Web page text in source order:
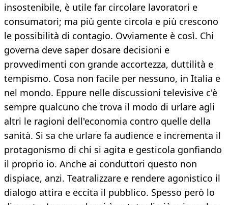
insostenibile, è utile far circolare lavoratori e
consumatori; ma più gente circola e più crescono
le possibilità di contagio. Ovviamente è così. Chi
governa deve saper dosare decisioni e
provvedimenti con grande accortezza, duttilità e
tempismo. Cosa non facile per nessuno, in Italia e
nel mondo. Eppure nelle discussioni televisive c'è
sempre qualcuno che trova il modo di urlare agli
altri le ragioni dell'economia contro quelle della
sanità. Si sa che urlare fa audience e incrementa il
protagonismo di chi si agita e gesticola gonfiando
il proprio io. Anche ai conduttori questo non
dispiace, anzi. Teatralizzare e rendere agonistico il
dialogo attira e eccita il pubblico. Spesso però lo